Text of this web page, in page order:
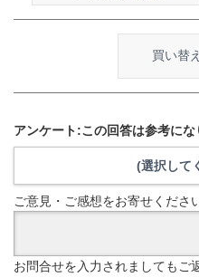
買い替
アンケート:この回答は参考にな
(選択して
ご意見・ご感想をお寄せくださ
お問合せを入力されましてもご